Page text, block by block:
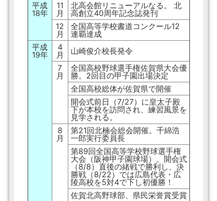
平成
18年
11
月
北高会館リニューアルなる。 北
高創立40周年記念誌発刊
12
月
全国高等学校書道コンクール12
連覇達成
平成
19年
4
月
山崎俊介校長発令
7
月
全国高校野球選手権佐賀県大会優
勝。2回目の甲子園出場決定
全国高校総体が佐賀県で開催
開会式前日（7/27）に皇太子殿
下が本校を訪問され、練習風景を
見学される。
8
月
第21回北楠会総会開催。千綿浩
一郎実行委員長
第89回全国高等学校野球選手権
大会（阪神甲子園球場）。開会式
（8/8）直後の緒戦で勝利し、決
勝戦（8/22）では広島代表・広
陵高校を5対4で下し初優勝！
佐賀北高野球部、県民栄誉賞受賞